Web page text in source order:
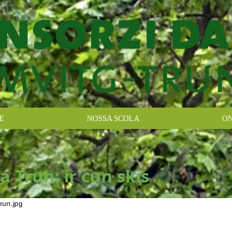
NOSSA SCOLA
Trun: ir cun skis